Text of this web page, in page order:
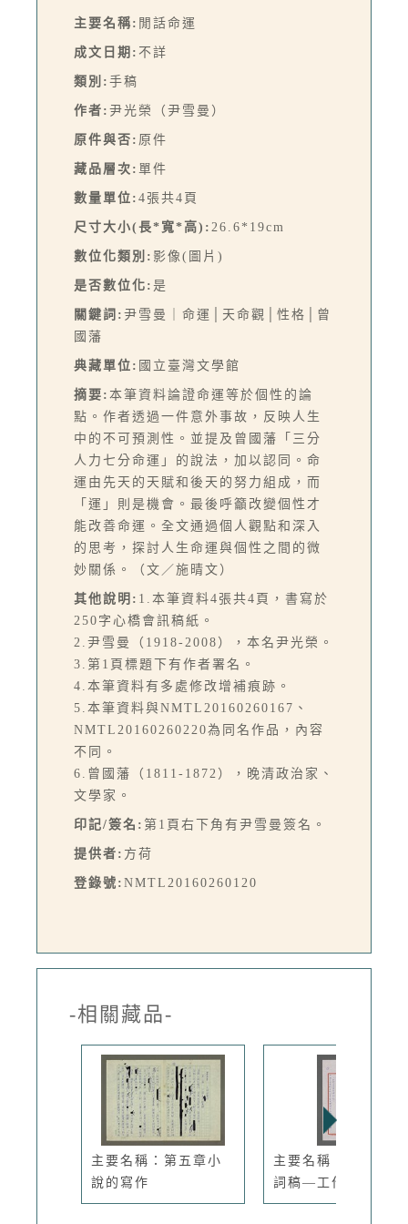
主要名稱: 閒話命運
成文日期: 不詳
類別: 手稿
作者: 尹光榮（尹雪曼）
原件與否: 原件
藏品層次: 單件
數量單位: 4張共4頁
尺寸大小(長*寬*高): 26.6*19cm
數位化類別: 影像(圖片)
是否數位化: 是
關鍵詞: 尹雪曼｜命運│天命觀│性格│曾
國藩
典藏單位: 國立臺灣文學館
摘要: 本筆資料論證命運等於個性的論
點。作者透過一件意外事故，反映人生
中的不可預測性。並提及曾國藩「三分
人力七分命運」的說法，加以認同。命
運由先天的天賦和後天的努力組成，而
「運」則是機會。最後呼籲改變個性才
能改善命運。全文通過個人觀點和深入
的思考，探討人生命運與個性之間的微
妙關係。（文／施晴文）
其他說明: 1.本筆資料4張共4頁，書寫於
250字心橋會訊稿紙。
2.尹雪曼（1918-2008），本名尹光榮。
3.第1頁標題下有作者署名。
4.本筆資料有多處修改增補痕跡。
5.本筆資料與NMTL20160260167、
NMTL20160260220為同名作品，內容
不同。
6.曾國藩（1811-1872），晚清政治家、
文學家。
印記/簽名: 第1頁右下角有尹雪曼簽名。
提供者: 方荷
登錄號: NMTL20160260120
-相關藏品-
主要名稱：第五章小
說的寫作
主要名稱：尹雪曼致
詞稿—工作...